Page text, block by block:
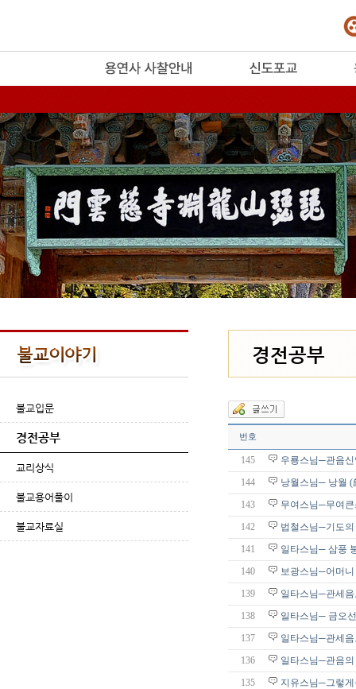
불교입문
경전공부
교리상식
불교용어풀이
불교자료실
경전공부
번호
145
우룡스님─관음
144
낭월스님─ 낭월 (
143
무여스님─무여
142
법철스님─기도의
141
일타스님─ 삼풍
140
보광스님─어머
139
일타스님─관세
138
일타스님─ 금오
137
일타스님─관세
136
일타스님─관음
135
지유스님─그렇